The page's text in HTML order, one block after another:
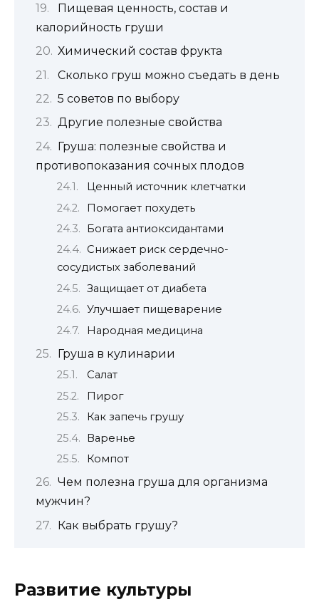
Пищевая ценность, состав и
калорийность груши
Химический состав фрукта
Сколько груш можно съедать в день
5 советов по выбору
Другие полезные свойства
Груша: полезные свойства и
противопоказания сочных плодов
Ценный источник клетчатки
Помогает похудеть
Богата антиоксидантами
Снижает риск сердечно-
сосудистых заболеваний
Защищает от диабета
Улучшает пищеварение
Народная медицина
Груша в кулинарии
Салат
Пирог
Как запечь грушу
Варенье
Компот
Чем полезна груша для организма
мужчин?
Как выбрать грушу?
Развитие культуры